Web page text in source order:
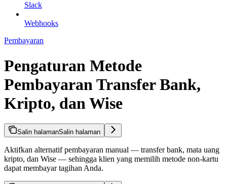
Slack
Webhooks
Pembayaran
Pengaturan Metode
Pembayaran Transfer Bank,
Kripto, dan Wise
Salin halamanSalin halaman
Aktifkan alternatif pembayaran manual — transfer bank, mata uang
kripto, dan Wise — sehingga klien yang memilih metode non-kartu
dapat membayar tagihan Anda.